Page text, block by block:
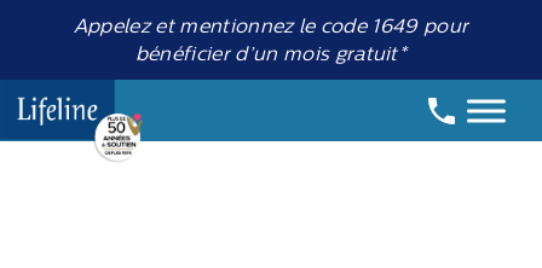
Appelez et mentionnez le code 1649 pour
bénéficier d’un mois gratuit*